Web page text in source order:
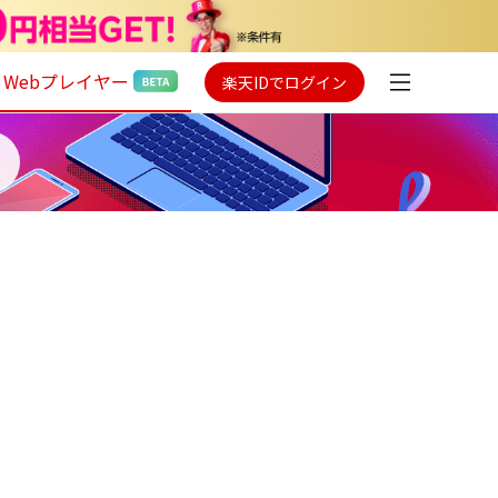
Webプレイヤー 楽天IDでログイン